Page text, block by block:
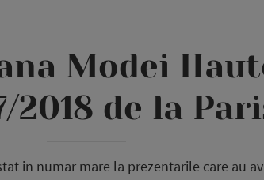
Modei
2018 de la
in numar mare la prezentarile care au